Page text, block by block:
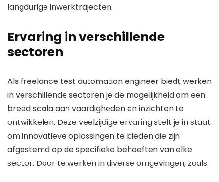
langdurige inwerktrajecten.
Ervaring in verschillende
sectoren
Als freelance test automation engineer biedt werken
in verschillende sectoren je de mogelijkheid om een
breed scala aan vaardigheden en inzichten te
ontwikkelen. Deze veelzijdige ervaring stelt je in staat
om innovatieve oplossingen te bieden die zijn
afgestemd op de specifieke behoeften van elke
sector. Door te werken in diverse omgevingen, zoals: